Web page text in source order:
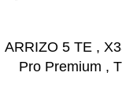
Pro Premium ,